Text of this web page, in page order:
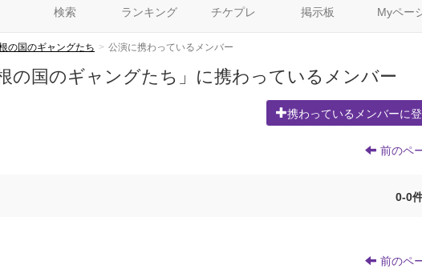
検索 ランキング チケプレ 掲示板 Myペー
の国のギャングたち 公演に携わっているメンバー
の国のギャングたち」に携わっているメンバー
携わっているメンバーに
前のペ
0-0
前のペ